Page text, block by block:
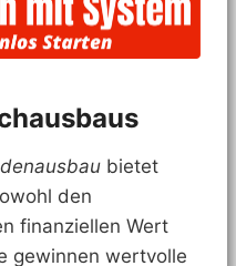
bietet
den
finanziellen Wert
gewinnen wertvolle